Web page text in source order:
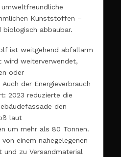
Kunststoffen –
abbaubar.
ist weitgehend abfallarm
wird weiterverwendet,
oder
der Energieverbrauch
2023 reduzierte die
den
laut
um mehr als 80 Tonnen.
einem nahegelegenen
zu Versandmaterial